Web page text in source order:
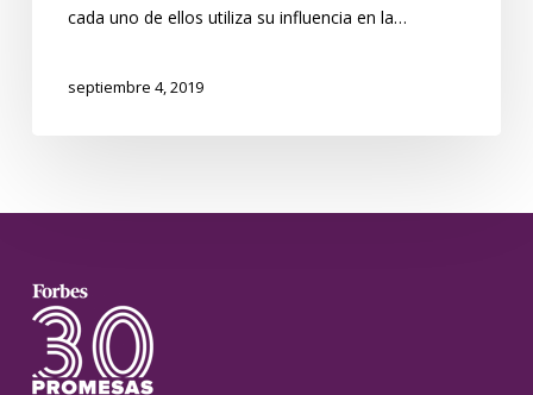
cada uno de ellos utiliza su influencia en la…
septiembre 4, 2019